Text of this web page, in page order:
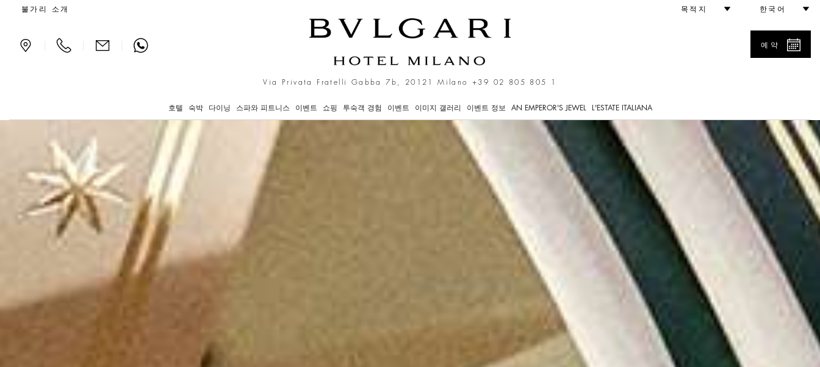
L'Estate Italiana
불가리 소개 목적지 한국어
Via Privata Fratelli Gabba 7b, 20121 Milano+39 02 805 805 1
예약
호텔 숙박 다이닝 스파와 피트니스 이벤트 쇼핑 투숙객 경험 이벤트 이미지 갤러리 이벤트 정보 AN EMPEROR'S JEWEL L'ESTATE ITALIANA